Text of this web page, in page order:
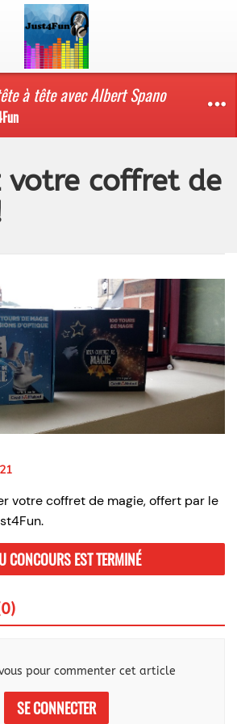
à tête avec Albert Spano
votre coffret de
votre coffret de magie, offert par le
pour commenter cet article
SE CONNECTER